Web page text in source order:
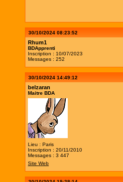
30/10/2024 08:23:52
Rhum1
BDApprenti
Inscription : 10/07/2023
Messages : 252
30/10/2024 14:49:12
belzaran
Maitre BDA
Lieu : Paris
Inscription : 20/11/2010
Messages : 3 447
Site Web